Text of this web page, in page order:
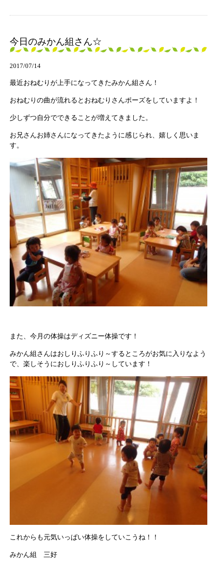
今日のみかん組さん☆
2017/07/14
最近おねむりが上手になってきたみかん組さん！
おねむりの曲が流れるとおねむりさんポーズをしていますよ！
少しずつ自分でできることが増えてきました。
お兄さんお姉さんになってきたように感じられ、嬉しく思いま
す。
また、今月の体操はディズニー体操です！
みかん組さんはおしりふりふり～するところがお気に入りなよう
で、楽しそうにおしりふりふり～しています！
これからも元気いっぱい体操をしていこうね！！
みかん組 三好